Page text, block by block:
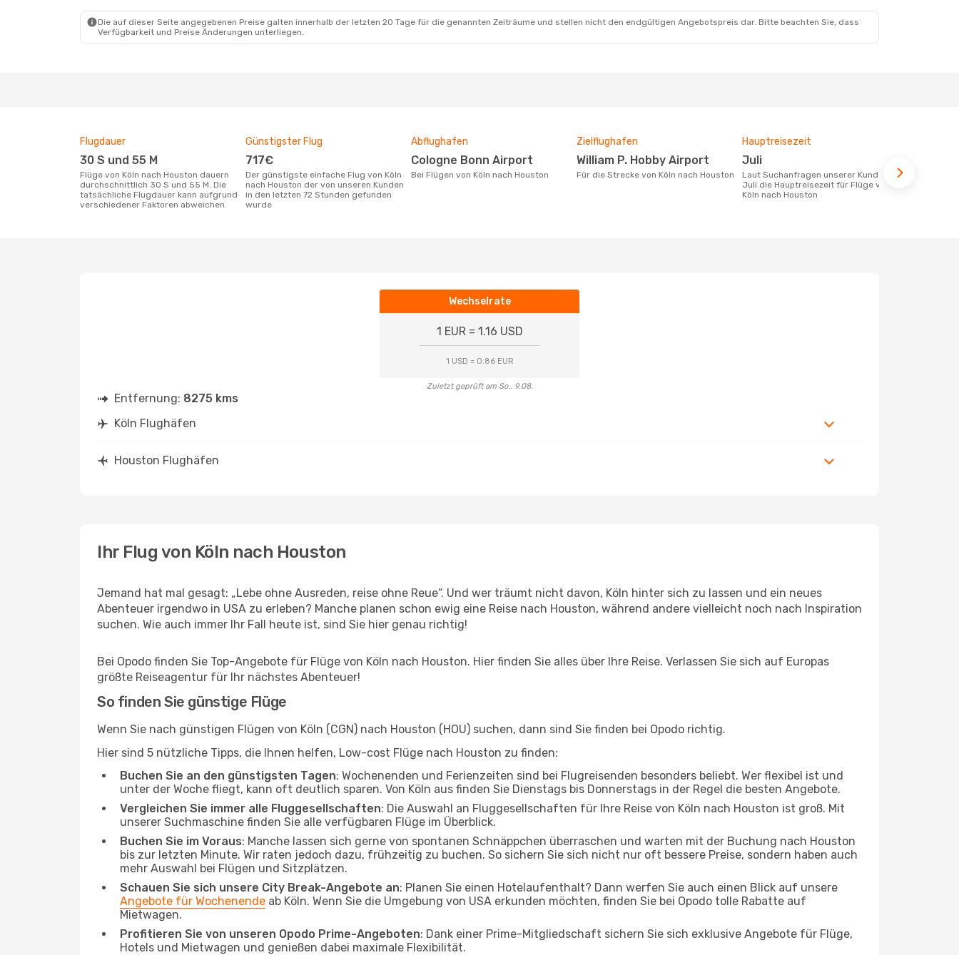
Die auf dieser Seite angegebenen Preise galten innerhalb der letzten 20 Tage für die genannten Zeiträume und stellen nicht den endgültigen Angebotspreis dar. Bitte beachten Sie, dass
Verfügbarkeit und Preise Änderungen unterliegen.
Flugdauer
30 S und 55 M
Flüge von Köln nach Houston dauern
durchschnittlich 30 S und 55 M. Die
tatsächliche Flugdauer kann aufgrund
verschiedener Faktoren abweichen.
Günstigster Flug
717€
Der günstigste einfache Flug von Köln
nach Houston der von unseren Kunden
in den letzten 72 Stunden gefunden
wurde
Abflughafen
Cologne Bonn Airport
Bei Flügen von Köln nach Houston
Zielflughafen
William P. Hobby Airport
Für die Strecke von Köln nach Houston
Hauptreisezeit
Juli
Laut Suchanfragen unserer Kunden ist
Juli die Hauptreisezeit für Flüge von
Köln nach Houston
Wechselrate
1 EUR = 1.16 USD
1 USD = 0.86 EUR
Zuletzt geprüft am So., 9.08.
Entfernung: 8275 kms
Köln Flughäfen
Houston Flughäfen
Ihr Flug von Köln nach Houston
Jemand hat mal gesagt: „Lebe ohne Ausreden, reise ohne Reue“. Und wer träumt nicht davon, Köln hinter sich zu lassen und ein neues
Abenteuer irgendwo in USA zu erleben? Manche planen schon ewig eine Reise nach Houston, während andere vielleicht noch nach Inspiration
suchen. Wie auch immer Ihr Fall heute ist, sind Sie hier genau richtig!
Bei Opodo finden Sie Top-Angebote für Flüge von Köln nach Houston. Hier finden Sie alles über Ihre Reise. Verlassen Sie sich auf Europas
größte Reiseagentur für Ihr nächstes Abenteuer!
So finden Sie günstige Flüge
Wenn Sie nach günstigen Flügen von Köln (CGN) nach Houston (HOU) suchen, dann sind Sie finden bei Opodo richtig.
Hier sind 5 nützliche Tipps, die Ihnen helfen, Low-cost Flüge nach Houston zu finden:
Buchen Sie an den günstigsten Tagen: Wochenenden und Ferienzeiten sind bei Flugreisenden besonders beliebt. Wer flexibel ist und
unter der Woche fliegt, kann oft deutlich sparen. Von Köln aus finden Sie Dienstags bis Donnerstags in der Regel die besten Angebote.
Vergleichen Sie immer alle Fluggesellschaften: Die Auswahl an Fluggesellschaften für Ihre Reise von Köln nach Houston ist groß. Mit
unserer Suchmaschine finden Sie alle verfügbaren Flüge im Überblick.
Buchen Sie im Voraus: Manche lassen sich gerne von spontanen Schnäppchen überraschen und warten mit der Buchung nach Houston
bis zur letzten Minute. Wir raten jedoch dazu, frühzeitig zu buchen. So sichern Sie sich nicht nur oft bessere Preise, sondern haben auch
mehr Auswahl bei Flügen und Sitzplätzen.
Schauen Sie sich unsere City Break-Angebote an: Planen Sie einen Hotelaufenthalt? Dann werfen Sie auch einen Blick auf unsere
Angebote für Wochenende ab Köln. Wenn Sie die Umgebung von USA erkunden möchten, finden Sie bei Opodo tolle Rabatte auf
Mietwagen.
Profitieren Sie von unseren Opodo Prime-Angeboten: Dank einer Prime-Mitgliedschaft sichern Sie sich exklusive Angebote für Flüge,
Hotels und Mietwagen und genießen dabei maximale Flexibilität.